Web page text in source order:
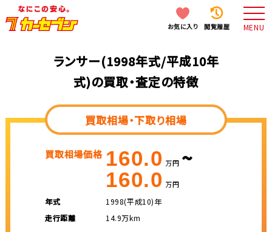
お気に入り 閲覧履歴 MENU
ランサー(1998年式/平成10年
式)の買取・査定の特徴
買取相場・下取り相場
買取相場価格 160.0 万円 ~
160.0 万円
年式
1998(平成10)年
走行距離
14.9万km